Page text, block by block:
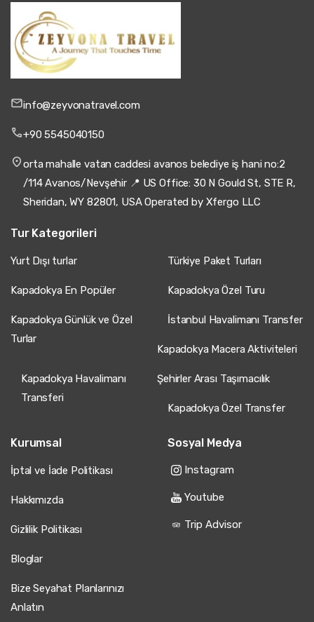
info@zeyvonatravel.com
+90 5545040150
orta mahalle vatan caddesi avanos belediye iş hani no:2
/114 Avanos/Nevşehir 📍 US Office: 30 N Gould St, STE R,
Sheridan, WY 82801, USA Operated by Xfergo LLC
Tur Kategorileri
Yurt Dışı turlar Türkiye Paket Turları
Kapadokya En Popüler Kapadokya Özel Turu
Kapadokya Günlük ve Özel
Turlar
İstanbul Havalimanı Transfer
Kapadokya Macera Aktiviteleri
Kapadokya Havalimanı
Transferi
Şehirler Arası Taşımacılık
Kapadokya Özel Transfer
Kurumsal
İptal ve İade Politikası
Hakkımızda
Gizlilik Politikası
Bloglar
Bize Seyahat Planlarınızı
Anlatın
Sosyal Medya
Instagram
Youtube
Trip Advisor